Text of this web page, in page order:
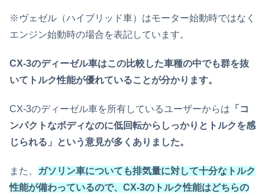
※ヴェゼル（ハイブリッド車）はモーター始動時ではなく
エンジン始動時の場合を表記しています。
CX-3のディーゼル車はこの比較した車種の中でも群を抜
いてトルク性能が優れていることが分かります。
CX-3のディーゼル車を所有しているユーザーからは 「コ
ンパクトなボディなのに低回転からしっかりとトルクを感
じられる」という意見が多くありました。
また、
ガソリン車についても排気量に対して十分なトルク
性能が備わっているので、CX-3のトルク性能はどちらの